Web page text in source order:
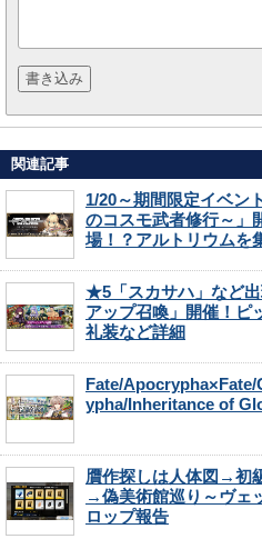
関連記事
1/20～期間限定イベン
のコスモ武者修行～」
場！？アルトリウムを
★5「スカサハ」など
アップ召喚」開催！ピ
礼装など詳細
Fate/
ypha/Inheritance of
贋作探しは人体図→初
→偽美術館巡り～ヴェ
ロップ報告